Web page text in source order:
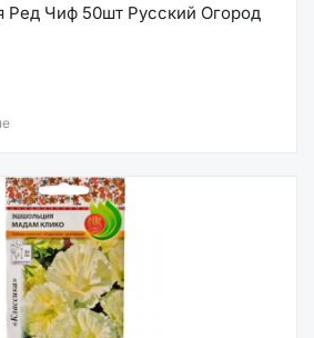
Чиф 50шт Русский Огород